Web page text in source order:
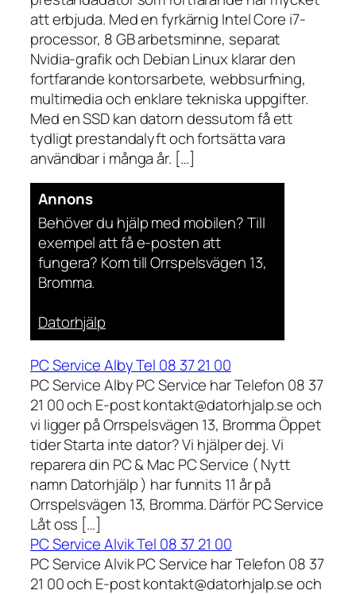
att erbjuda. Med en fyrkärnig Intel Core i7-
processor, 8 GB arbetsminne, separat
Nvidia-grafik och Debian Linux klarar den
fortfarande kontorsarbete, webbsurfning,
multimedia och enklare tekniska uppgifter.
Med en SSD kan datorn dessutom få ett
tydligt prestandalyft och fortsätta vara
användbar i många år. […]
Annons
Behöver du hjälp med mobilen? Till
exempel att få e-posten att
fungera? Kom till Orrspelsvägen 13,
Bromma.
Datorhjälp
PC Service Alby Tel 08 37 21 00
PC Service Alby PC Service har Telefon 08 37
21 00 och E-post kontakt@datorhjalp.se och
vi ligger på Orrspelsvägen 13, Bromma Öppet
tider Starta inte dator? Vi hjälper dej. Vi
reparera din PC & Mac PC Service ( Nytt
namn Datorhjälp ) har funnits 11 år på
Orrspelsvägen 13, Bromma. Därför PC Service
Låt oss […]
PC Service Alvik Tel 08 37 21 00
PC Service Alvik PC Service har Telefon 08 37
21 00 och E-post kontakt@datorhjalp.se och